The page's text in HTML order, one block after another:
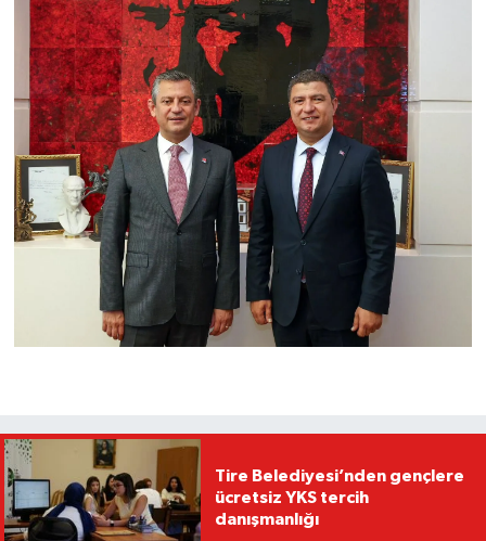
Tire Belediyesi’nden gençlere
ücretsiz YKS tercih
danışmanlığı